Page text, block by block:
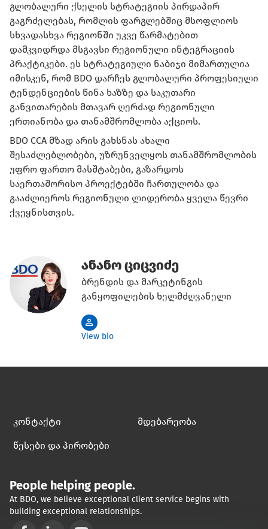
გლობალური ქსელის სტრატეგიის პირდაპირ
გაგრძელებას, რომლის ფარგლებშიც მსოფლიოს
სხვადასხვა რეგიონში უკვე წარმატებით
დამკვიდრდა მსგავსი რეგიონული ინტეგრაციის
პრაქტიკები. ეს სტრატეგიული ნაბიჯი მიმართულია
იმისკენ, რომ BDO დარჩეს გლობალური პროფესიული
ტენდენციების წინა ხაზზე და საკუთარი
განვითარების მთავარ ღერძად რეგიონული
ერთიანობა და თანამშრომლობა აქციოს.
BDO CCA მზად არის გახსნას ახალი
შესაძლებლობები, უზრუნველყოს თანამშრომლობის
უფრო ფართო მასშტაბები, გაზარდოს
საერთაშორისო პროექტებში ჩართულობა და
გააძლიეროს რეგიონული ლიდერობა ყველა წევრი
ქვეყნისთვის.
ანანო ციცვიძე
ბრენდის და მარკეტინგის
განყოფილების ხელმძღვანელი
View bio
კონტაქტი მდებარეობა
წესები და პირობები
People helping people.
At BDO, we believe exceptional client service begins with
building exceptional relationships.